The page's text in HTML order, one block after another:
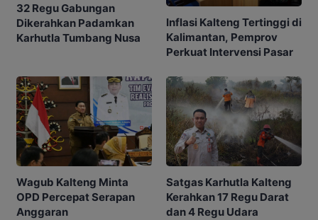
32 Regu Gabungan
Dikerahkan Padamkan
Karhutla Tumbang Nusa
Inflasi Kalteng Tertinggi di
Kalimantan, Pemprov
Perkuat Intervensi Pasar
Wagub Kalteng Minta
OPD Percepat Serapan
Anggaran
Satgas Karhutla Kalteng
Kerahkan 17 Regu Darat
dan 4 Regu Udara